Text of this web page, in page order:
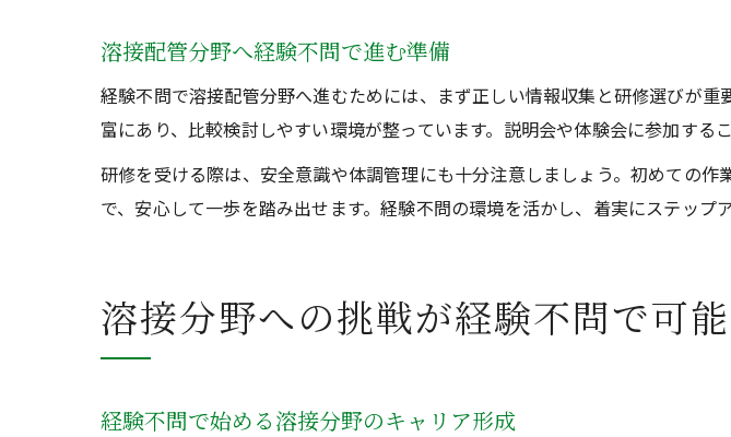
溶接配管分野へ経験不問で進む準備
経験不問で溶接配管分野へ進むためには、まず正しい情報収集と研修選びが
富にあり、比較検討しやすい環境が整っています。説明会や体験会に参加する
研修を受ける際は、安全意識や体調管理にも十分注意しましょう。初めての
で、安心して一歩を踏み出せます。経験不問の環境を活かし、着実にステップ
溶接分野への挑戦が経験不問で可
経験不問で始める溶接分野のキャリア形成